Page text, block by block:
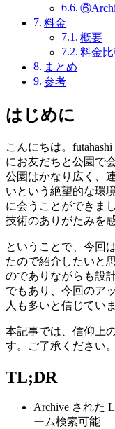
料金
概要
料金
まとめ
参考
はじめに
こんにちは。
にお友だちと公園で
公園はかなり広く、
いという絶望的な環
に会うことができま
技術のありがたみを
ということで、今回
たので紹介したいと
のでありながらも設
でもあり、今回のア
人も多いと信じていま
本記事では、信仰上
す。ご了承ください。
TL;DR
Archive された
ーム検索可能